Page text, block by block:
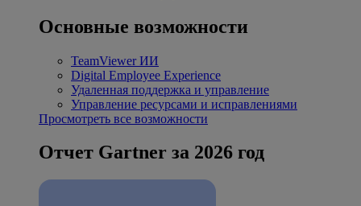
Основные возможности
TeamViewer ИИ
Digital Employee Experience
Удаленная поддержка и управление
Управление ресурсами и исправлениями
Просмотреть все возможности
Отчет Gartner за 2026 год